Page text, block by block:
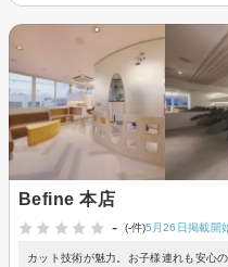
Befine 本店
-
(-件)5月26日掲載開
カット技術が魅力。お子様連れも安心